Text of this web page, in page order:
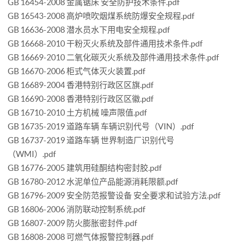
GB 16454-2008 金属锯床 安全防护技术条件.pdf
GB 16543-2008 高炉喷吹烟煤系统防爆安全规程.pdf
GB 16636-2008 潜水员水下用电安全规程.pdf
GB 16668-2010 干粉灭火系统及部件通用技术条件.pdf
GB 16669-2010 二氧化碳灭火系统及部件通用技术条件.pdf
GB 16670-2006 柜式气体灭火装置.pdf
GB 16689-2004 香港特别行政区区旗.pdf
GB 16690-2008 香港特别行政区区徽.pdf
GB 16710-2010 土方机械 噪声限值.pdf
GB 16735-2019 道路车辆 车辆识别代号（VIN）.pdf
GB 16737-2019 道路车辆 世界制造厂识别代号
（WMI）.pdf
GB 16776-2005 建筑用硅酮结构密封胶.pdf
GB 16780-2012 水泥单位产品能源消耗限额.pdf
GB 16796-2009 安全防范报警设备 安全要求和试验方法.pdf
GB 16806-2006 消防联动控制系统.pdf
GB 16807-2009 防火膨胀密封件.pdf
GB 16808-2008 可燃气体报警控制器.pdf